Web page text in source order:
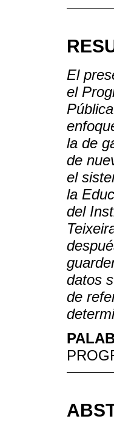
El
el
la de
de
el
la
del
datos
de